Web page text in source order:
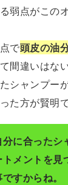
弱点がこの
で頭皮の油
間違いはな
シャンプー
た方が賢明
に合ったシ
メントを見
すからね。